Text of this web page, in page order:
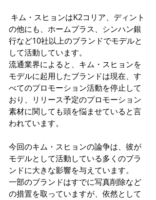
の他にも、ホームプラス、シンハン銀
行など10社以上のブランドでモデルと
して活動しています。
流通業界によると、キム・スヒョンを
モデルに起用したブランドは現在、す
べてのプロモーション活動を停止して
おり、リリース予定のプロモーション
素材に関しても頭を悩ませていると言
われています。
今回のキム・スヒョンの論争は、彼が
モデルとして活動している多くのブラ
ンドに大きな影響を与えています。
一部のブランドはすでに写真削除など
の措置を取っていますが、依然として